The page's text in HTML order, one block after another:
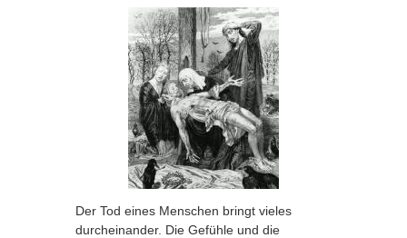
Der Tod eines Menschen bringt vieles
durcheinander. Die Gefühle und die